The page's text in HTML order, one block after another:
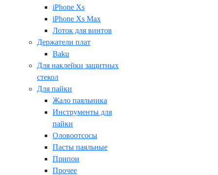
iPhone Xs
iPhone Xs Max
Лоток для винтов
Держатели плат
Baku
Для наклейки защитных
стекол
Для пайки
Жало паяльника
Инструменты для
пайки
Оловоотсосы
Пасты паяльные
Припои
Прочее